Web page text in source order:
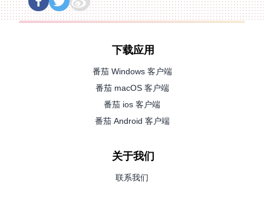
下载应用
番茄 Windows 客户端
番茄 macOS 客户端
番茄 ios 客户端
番茄 Android 客户端
关于我们
联系我们